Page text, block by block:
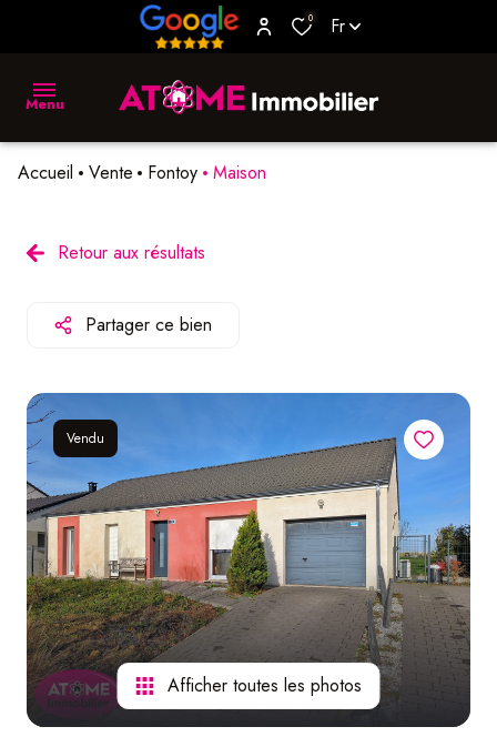
0 Fr
Menu
vente
estimer
L'agence
nos
services
Accueil Vente Fontoy Maison
Retour aux résultats
Partager ce bien
Vendu
Afficher toutes les photos